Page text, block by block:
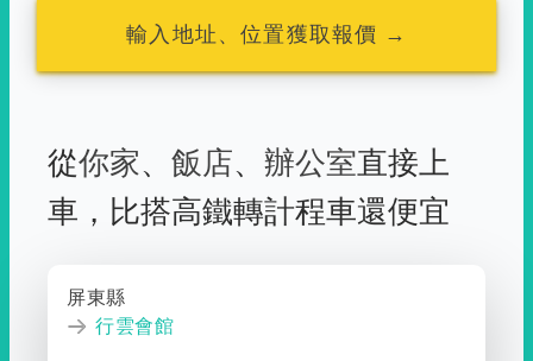
輸入地址、位置獲取報價 →
從你家、 飯店、 辦公室直接上
車， 比搭高鐵轉計程車還便宜
屏東縣
行雲會館